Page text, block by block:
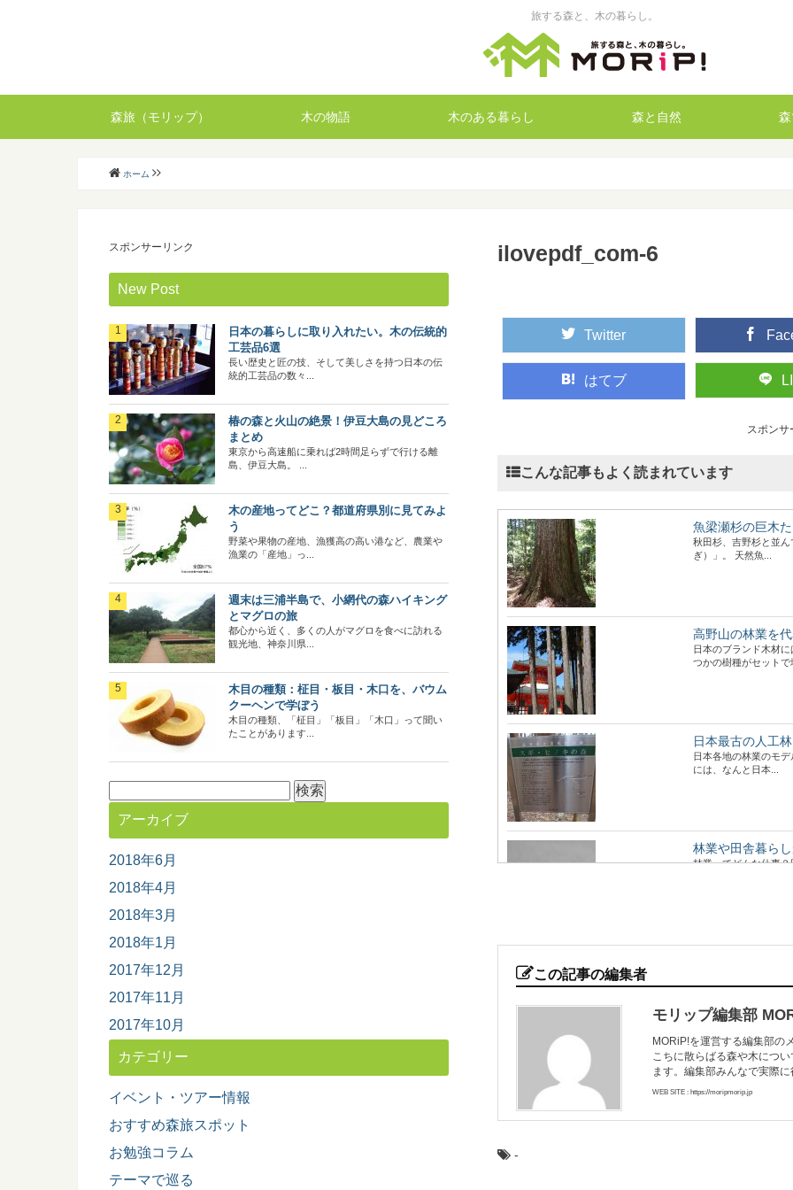
旅する森と、木の暮らし。
森旅（モリップ） 木の物語 木のある暮らし 森と自然
ホーム
ilovepdf_com-6
Twitter
はてブ
スポンサ
こんな記事もよく読まれています
魚梁瀬杉の巨木
秋田杉、吉野杉と並
ぎ）」。 天然魚...
高野山の林業を
日本のブランド木材
つかの樹種がセットで
日本最古の人工
日本各地の林業のモ
には、なんと日本...
林業や田舎暮ら
林業ってどんな仕事
中でも特に耐久性...
クリ（栗）：知
日本人なら知ってお
ほくの実がおいしい「
この記事の編集者
モリップ編集部
MORiP!を運営する編集部の
こちに散らばる森や木につ
ます。編集部みんなで実際
WEB SITE : https://moripmorip.jp
-
スポンサーリンク
New Post
日本の暮らしに取り入れたい。木の伝統的
工芸品6選
長い歴史と匠の技、そして美しさを持つ日本の伝
統的工芸品の数々...
椿の森と火山の絶景！伊豆大島の見どころ
まとめ
東京から高速船に乗れば2時間足らずで行ける離
島、伊豆大島。 ...
木の産地ってどこ？都道府県別に見てみよ
う
野菜や果物の産地、漁獲高の高い港など、農業や
漁業の「産地」っ...
週末は三浦半島で、小網代の森ハイキング
とマグロの旅
都心から近く、多くの人がマグロを食べに訪れる
観光地、神奈川県...
木目の種類：柾目・板目・木口を、バウム
クーヘンで学ぼう
木目の種類、「柾目」「板目」「木口」って聞い
たことがあります...
索:
アーカイブ
2018年6月
2018年4月
2018年3月
2018年1月
2017年12月
2017年11月
2017年10月
カテゴリー
イベント・ツアー情報
おすすめ森旅スポット
お勉強コラム
テーマで巡る